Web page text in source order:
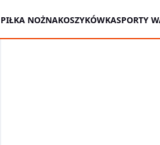
PIŁKA NOŻNAKOSZYKÓWKASPORTY